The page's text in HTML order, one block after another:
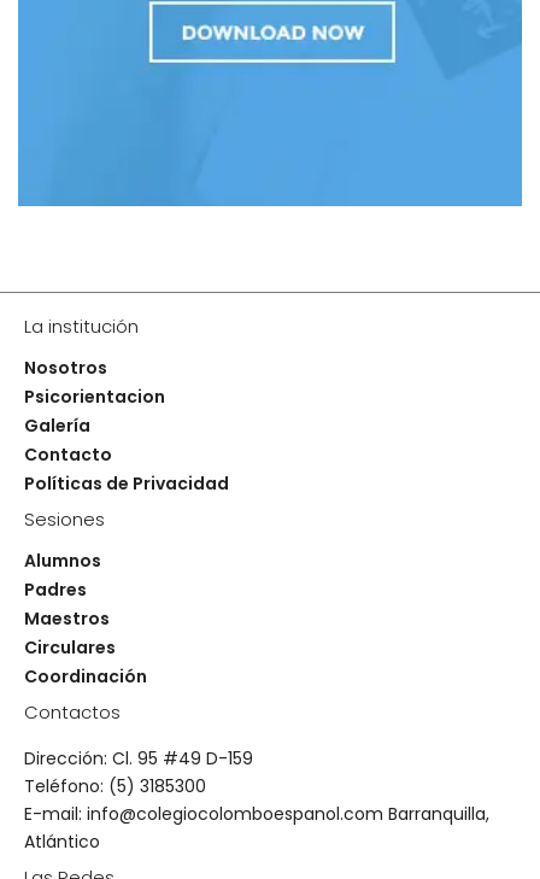
La institución
Nosotros
Psicorientacion
Galería
Contacto
Políticas de Privacidad
Sesiones
Alumnos
Padres
Maestros
Circulares
Coordinación
Contactos
Dirección: Cl. 95 #49 D-159
Teléfono: (5) 3185300
E-mail: info@colegiocolomboespanol.com Barranquilla,
Atlántico